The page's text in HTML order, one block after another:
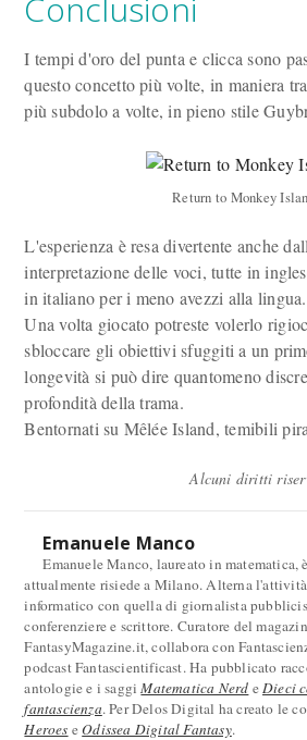
Conclusioni
I tempi d'oro del punta e clicca sono
questo concetto più volte, in maniera
più subdolo a volte, in pieno stile
Return to Monkey
L'esperienza è resa divertente anche
interpretazione delle voci, tutte in
in italiano per i meno avezzi alla lingua.
Una volta giocato potreste volerlo
sbloccare gli obiettivi sfuggiti a un
longevità si può dire quantomeno
profondità della trama.
Bentornati su Mêlée Island, temibili
Alcuni diritti
Emanuele Manco
Emanuele Manco, laureato in matematica,
attualmente risiede a Milano. Alterna
informatico con quella di giornalista
conferenziere e scrittore. Curatore del
FantasyMagazine.it, collabora con
podcast Fantascientificast. Ha pubblicato
antologie e i saggiMatematica Nerd eDieci
fantascienza. Per Delos Digital ha creato le
Heroes eOdissea Digital Fantasy.